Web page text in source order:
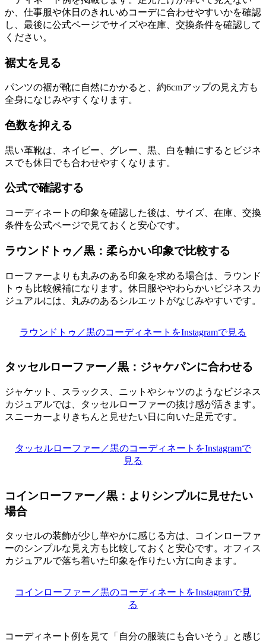
か、仕事服や休日のきれいめコーデに合わせやすいかを確認
し、最後に公式ページでサイズや在庫、交換条件を確認して
ください。
裾丈を見る
パンツの裾が靴に自然にかかると、約6cmアップの見え方も
全身になじみやすくなります。
色数を抑える
黒い革靴は、ネイビー、グレー、黒、白を軸にするとビジネ
スでも休日でも合わせやすくなります。
公式で確認する
コーディネートの印象を確認した後は、サイズ、在庫、交換
条件を公式ページで見ておくと安心です。
ラウンドトゥ／黒：柔らかい印象で比較する
ローファーよりも丸みのある印象を求める場合は、ラウンド
トゥも比較候補になります。休日服ややわらかいビジネスカ
ジュアルには、丸みのあるシルエットがなじみやすいです。
ラウンドトゥ／黒のコーディネートをInstagramで見る
タッセルローファー／黒：ジャケパンに合わせる
ジャケット、スラックス、ニットやシャツのようなビジネス
カジュアルでは、タッセルローファーの抜け感が活きます。
スニーカーよりきちんと見せたい日に向いた足元です。
タッセルローファー／黒のコーディネートをInstagramで
見る
コインローファー／黒：よりシンプルに見せたい
場合
タッセルの装飾が少し華やかに感じる方は、コインローファ
ーのシンプルな見え方も比較しておくと安心です。オフィス
カジュアルで落ち着いた印象を作りたい方に向きます。
コインローファー／黒のコーディネートをInstagramで見
る
コーディネート例を見て「自分の服装にも合いそう」と感じ